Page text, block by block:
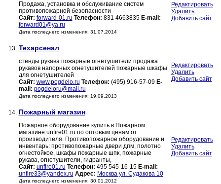
Продажа, установка и обслуживание систем
противопожарной безопасности
Сайт: forward-01.ru Телефон: 831 4663835 E-mail:
forward01@ya.ru
Дата последнего изменения: 31.07.2014
Редактировать
Удалить
Добавить сайт
13. Техарсенал
стенды рукава пожарные огнетушители продажа
рукавов напорных огнетушителей пожарные шкафы
для огнетушителей
Сайт: www.pogdelo.ru Телефон: (495) 916-57-09 E-
mail: pogdeloru@mail.ru
Дата последнего изменения: 19.09.2013
Редактировать
Удалить
Добавить сайт
14. Пожарный магазин
Пожарное оборудование купить в Пожарном
магазине unfire01.ru по оптовым ценам от
производителя. Противопожарное оборудование и
инвентарь: противопожарные двери дпм, полотно
огнестойкое, шкафы пожарные шпк, пожарные
рукава, огнетушители, гидранты,
Сайт: unfire01.ru Телефон: 495 545-16-15 E-mail:
unfire33@yandex.ru Адрес: Москва ул. Судакова 10
Дата последнего изменения: 30.01.2012
Редактировать
Удалить
Добавить сайт